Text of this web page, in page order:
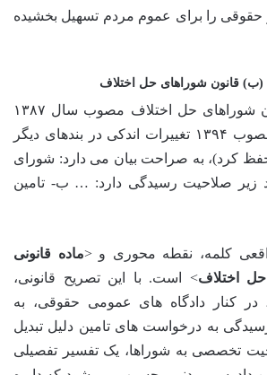
حقوقی را برای عموم مردم تسهیل بخشیده
بند (ب) ماده ۹ قانون شوراهای حل اختلاف مصوب سال ۱۳۸۷
(که در قانون جدید مصوب ۱۳۹۴ تغییرات اندکی در بندهای دیگر
حفظ کرد)، به صراحت بیان می دارد: شورای
زیر صلاحیت رسیدگی دارد: … ب- تامین
کلمه، نقطه محوری و <ماده قانونی
اختلاف> است. با این تصریح قانونی،
کنار دادگاه های عمومی حقوقی، به
به درخواست های تامین دلیل تبدیل
تخصصی به شوراها، یک تفسیر تفصیلی